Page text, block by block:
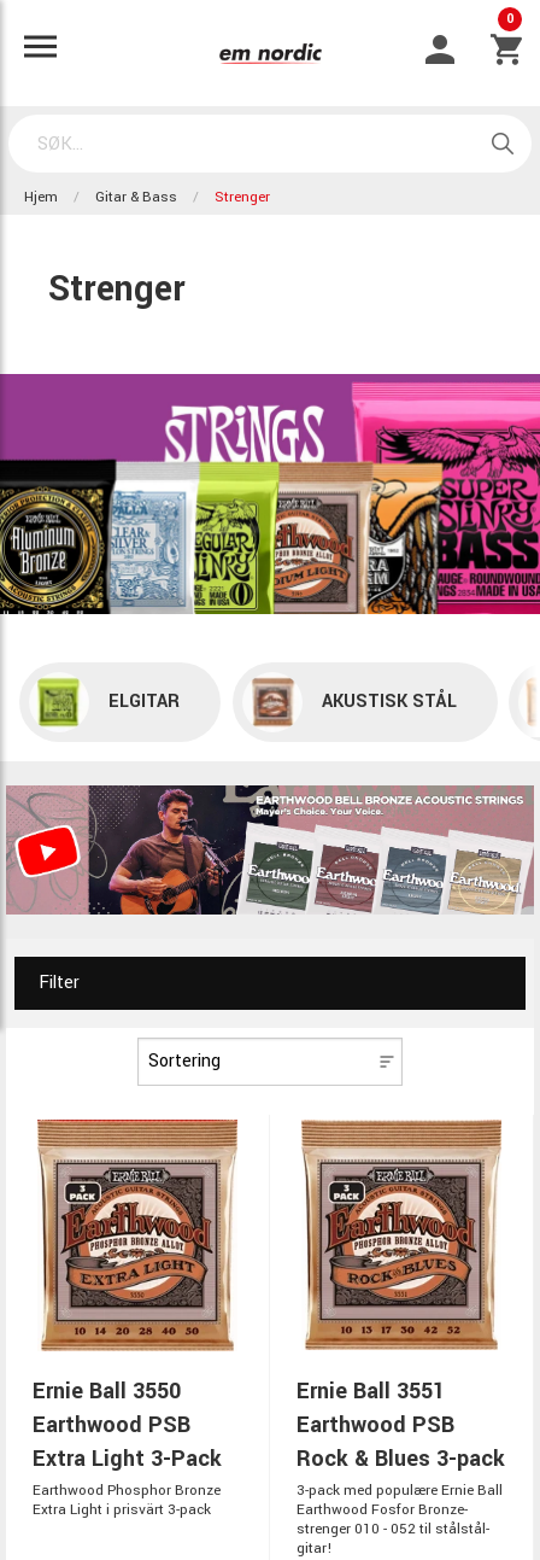
0
Hjem Gitar & Bass Strenger
Strenger
ELGITAR AKUSTISK STÅL
Filter
Ernie Ball 3550
Earthwood PSB
Extra Light 3-Pack
Earthwood Phosphor Bronze
Extra Light i prisvärt 3-pack
Ernie Ball 3551
Earthwood PSB
Rock & Blues 3-pack
3-pack med populære Ernie Ball
Earthwood Fosfor Bronze-
strenger 010 - 052 til stålstål-
gitar!